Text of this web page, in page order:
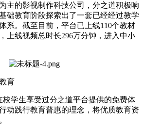
主的影视制作科技公司，分之道积极响
础教育阶段探索出了一套已经经过教学
系。截至目前，平台已上线110个教材
上线视频总时长296万分钟，进入中小
育
校学生享受过分之道平台提供的免费体
动践行教育普惠的理念，将优质教育资